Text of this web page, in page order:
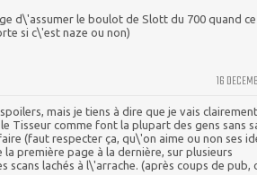
d\'assumer le boulot de Slott du 700 quand ce
si c\'est naze ou non)
16
mais je tiens à dire que je vais
Tisseur comme font la plupart des gens sans
(faut respecter ça, qu\'on aime ou non ses
première page à la dernière, sur plusieurs
scans lachés à l\'arrache. (après coups de pub,